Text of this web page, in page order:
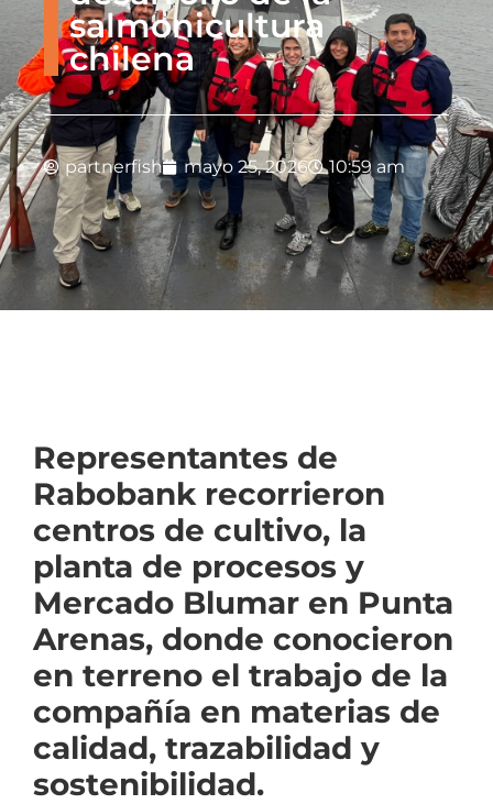
salmonicultura
chilena
partnerfish mayo 25, 2026 10:59 am
Representantes de
Rabobank recorrieron
centros de cultivo, la
planta de procesos y
Mercado Blumar en Punta
Arenas, donde conocieron
en terreno el trabajo de la
compañía en materias de
calidad, trazabilidad y
sostenibilidad.